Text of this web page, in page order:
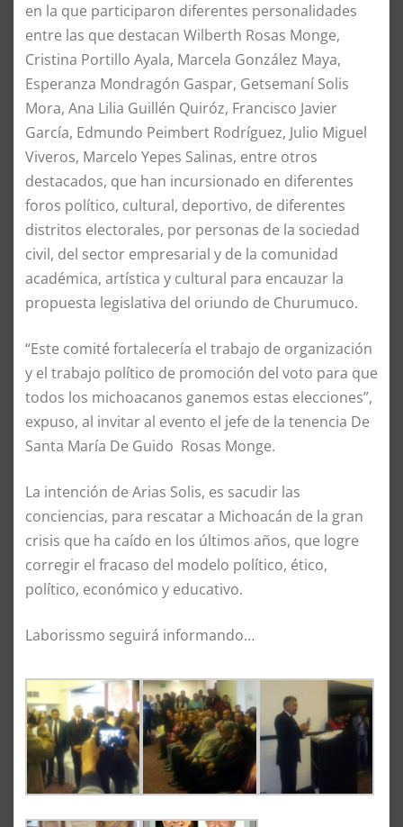
en la que participaron diferentes personalidades
entre las que destacan Wilberth Rosas Monge,
Cristina Portillo Ayala, Marcela González Maya,
Esperanza Mondragón Gaspar, Getsemaní Solis
Mora, Ana Lilia Guillén Quiróz, Francisco Javier
García, Edmundo Peimbert Rodríguez, Julio Miguel
Viveros, Marcelo Yepes Salinas, entre otros
destacados, que han incursionado en diferentes
foros político, cultural, deportivo, de diferentes
distritos electorales, por personas de la sociedad
civil, del sector empresarial y de la comunidad
académica, artística y cultural para encauzar la
propuesta legislativa del oriundo de Churumuco.
“Este comité fortalecería el trabajo de organización
y el trabajo político de promoción del voto para que
todos los michoacanos ganemos estas elecciones”,
expuso, al invitar al evento el jefe de la tenencia De
Santa María De Guido Rosas Monge.
La intención de Arias Solis, es sacudir las
conciencias, para rescatar a Michoacán de la gran
crisis que ha caído en los últimos años, que logre
corregir el fracaso del modelo político, ético,
político, económico y educativo.
Laborissmo seguirá informando…